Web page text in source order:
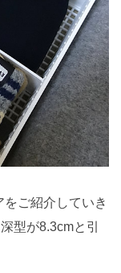
ご紹介していき
型が8.3cmと引